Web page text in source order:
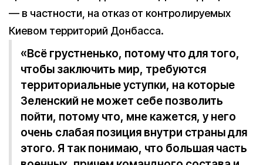
— в частности, на отказ от контролируемых
Киевом территорий Донбасса.
«Всё грустненько, потому что для того,
чтобы заключить мир, требуются
территориальные уступки, на которые
Зеленский не может себе позволить
пойти, потому что, мне кажется, у него
очень слабая позиция внутри страны для
этого. Я так понимаю, что большая часть